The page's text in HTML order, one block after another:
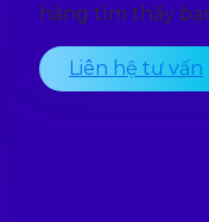
hàng tìm thấy
Liên hệ tư vấn